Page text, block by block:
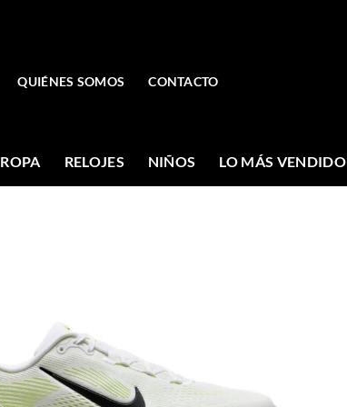
QUIÉNES SOMOS CONTACTO
ROPA RELOJES NIÑOS LO MÁS VENDIDO